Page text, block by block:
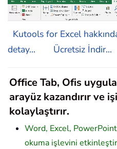
Kutools for Excel
detay...
Ücretsiz İndir...
Office Tab, Ofis
arayüz kazandırır ve
kolaylaştırır.
Word, Excel,
okuma işlevini